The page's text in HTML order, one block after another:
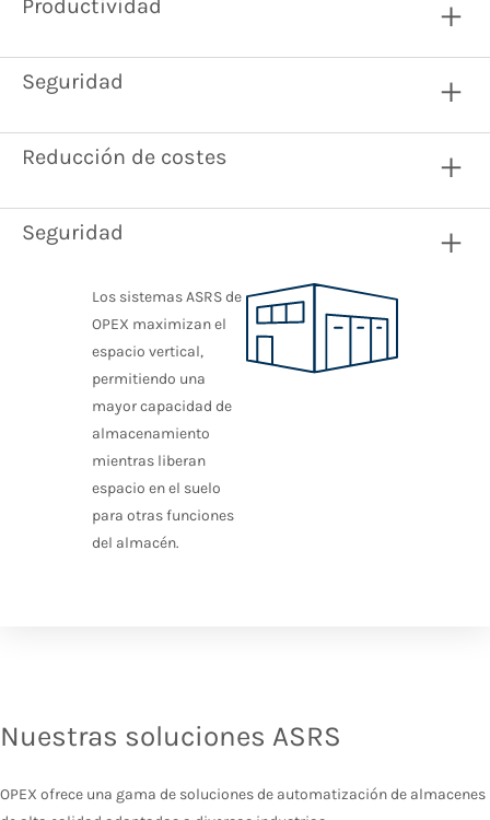
Productividad
Seguridad
Reducción de costes
Seguridad
Los sistemas ASRS de
OPEX maximizan el
espacio vertical,
permitiendo una
mayor capacidad de
almacenamiento
mientras liberan
espacio en el suelo
para otras funciones
del almacén.
Nuestras soluciones ASRS
OPEX ofrece una gama de soluciones de automatización de almacenes